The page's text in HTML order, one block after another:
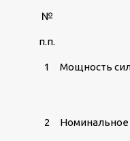
№
п.п.
1 Мощность
2 Номинальное